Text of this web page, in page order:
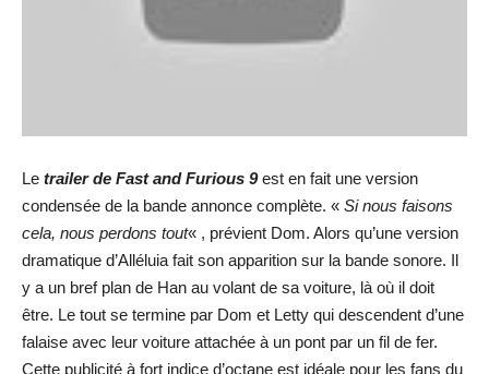
Le trailer de Fast and Furious 9est en fait une version
condensée de la bande annonce complète. « Si nous faisons
cela, nous perdons tout« , prévient Dom. Alors qu’une version
dramatique d’Alléluia fait son apparition sur la bande sonore. Il
y a un bref plan de Han au volant de sa voiture, là où il doit
être. Le tout se termine par Dom et Letty qui descendent d’une
falaise avec leur voiture attachée à un pont par un fil de fer.
Cette publicité à fort indice d’octane est idéale pour les fans du